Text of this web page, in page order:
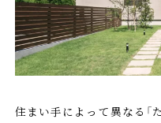
住まい手によって異なる「